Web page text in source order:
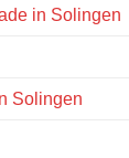
in Solingen
Solingen